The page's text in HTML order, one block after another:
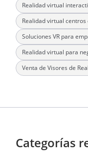
Realidad virtual
Realidad virtual centros
Soluciones VR para
Realidad virtual para
Venta de Visores de
Categorías